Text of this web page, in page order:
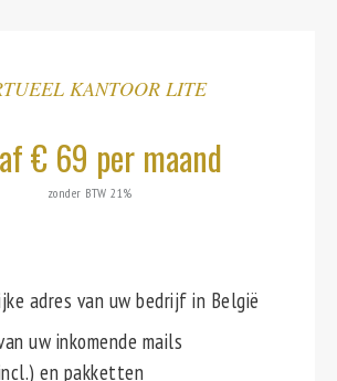
KANTOOR LITE
€ 69 per maand
zonder BTW 21%
adres van uw bedrijf in België
uw inkomende mails
en pakketten